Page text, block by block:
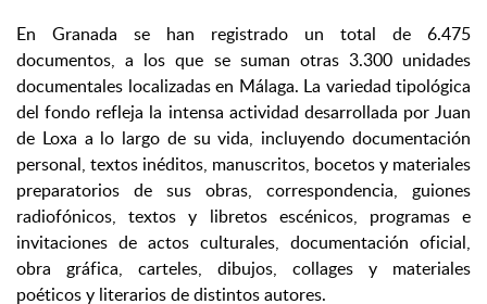
En Granada se han registrado un total de 6.475
documentos, a los que se suman otras 3.300 unidades
documentales localizadas en Málaga. La variedad tipológica
del fondo refleja la intensa actividad desarrollada por Juan
de Loxa a lo largo de su vida, incluyendo documentación
personal, textos inéditos, manuscritos, bocetos y materiales
preparatorios de sus obras, correspondencia, guiones
radiofónicos, textos y libretos escénicos, programas e
invitaciones de actos culturales, documentación oficial,
obra gráfica, carteles, dibujos, collages y materiales
poéticos y literarios de distintos autores.